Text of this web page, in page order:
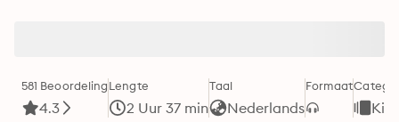
581 Beoordeling
4.3
Lengte
2 Uur 37 min
Taal
Nederlands
Formaat